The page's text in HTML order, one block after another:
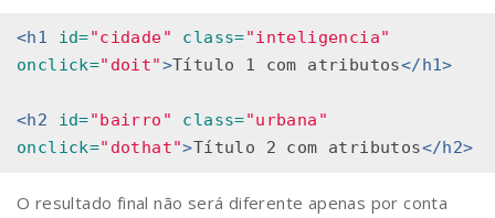
<h1 id="cidade" class="inteligencia"
onclick="doit">Título 1 com atributos</h1>
<h2 id="bairro" class="urbana"
onclick="dothat">Título 2 com atributos</h2>
O resultado final não será diferente apenas por conta